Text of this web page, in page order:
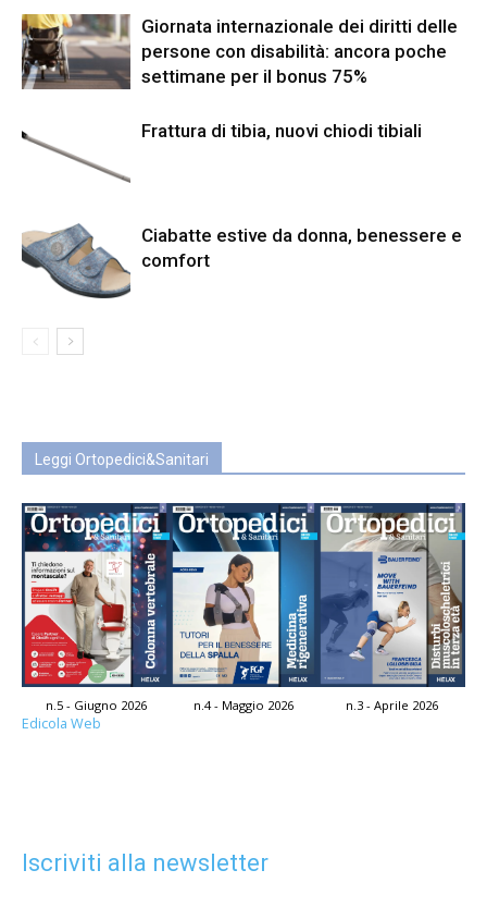
Giornata internazionale dei diritti delle
persone con disabilità: ancora poche
settimane per il bonus 75%
Frattura di tibia, nuovi chiodi tibiali
Ciabatte estive da donna, benessere e
comfort
Leggi Ortopedici&Sanitari
n.5 - Giugno 2026 n.4 - Maggio 2026 n.3 - Aprile 2026
Edicola Web
Iscriviti alla newsletter